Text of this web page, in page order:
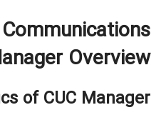
Overview
of CUC Manager